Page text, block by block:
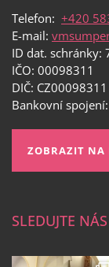
Telefon: +420
E-mail:
ID dat. schránky:
IČO: 00098311
DIČ: CZ00098311
Bankovní
ZOBRAZIT NA
SLEDUJTE